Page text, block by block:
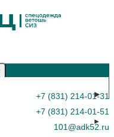
+7 (831) 214-01-31
+7 (831) 214-01-51
101@adk52.ru